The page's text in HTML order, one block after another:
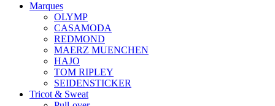
Marques
OLYMP
CASAMODA
REDMOND
MAERZ MUENCHEN
HAJO
TOM RIPLEY
SEIDENSTICKER
Tricot & Sweat